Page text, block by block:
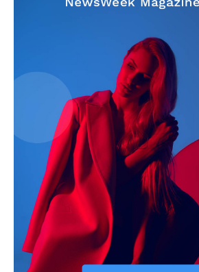
SUBSCRIBE NOW
Company
About
Contact us